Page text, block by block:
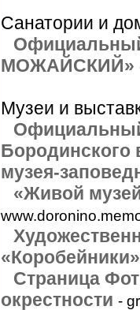
Санатории и
МОЖАЙСКИЙ»
Музеи и
Официальный
Бородинского
музея-
«Живой
«Коробейники»
Страница
окрестности -